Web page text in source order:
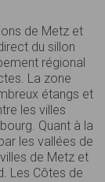
de Metz et
du sillon
régional
La zone
étangs et
les villes
Quant à la
les vallées de
de Metz et
Les Côtes de